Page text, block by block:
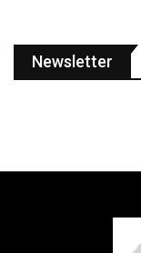
Newsletter